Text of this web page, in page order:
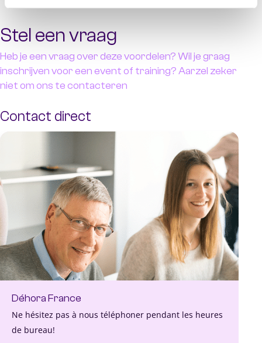
Stel een vraag
Heb je een vraag over deze voordelen? Wil je graag
inschrijven voor een event of training? Aarzel zeker
niet om ons te contacteren
Contact direct
Déhora France
Ne hésitez pas à nous téléphoner pendant les heures
de bureau!